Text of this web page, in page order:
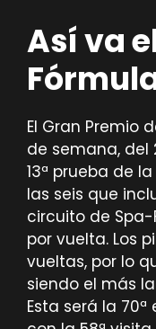
Así va
El Gran Premio
de semana, del
13ª prueba de
las seis que
circuito de
por vuelta. Los
vueltas, por lo
siendo el más
Esta será la